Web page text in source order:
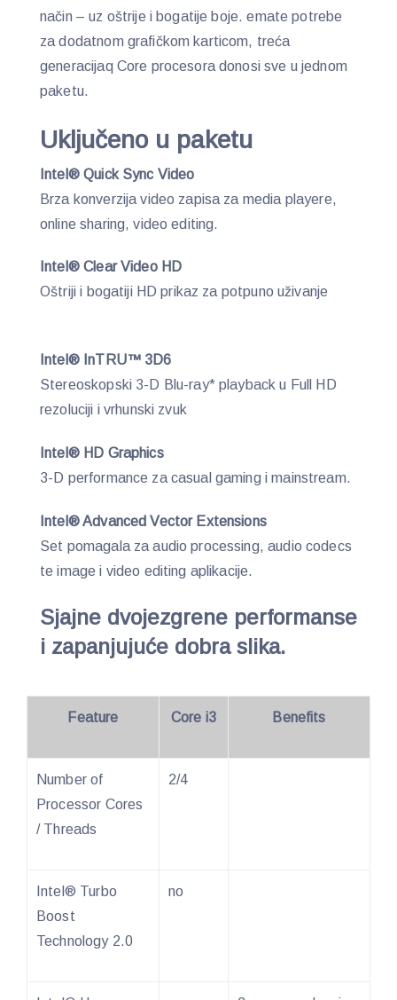
način – uz oštrije i bogatije boje. emate potrebe
za dodatnom grafičkom karticom, treća
generacijaq Core procesora donosi sve u jednom
paketu.
Uključeno u paketu
Intel® Quick Sync Video
Brza konverzija video zapisa za media playere,
online sharing, video editing.
Intel® Clear Video HD
Oštriji i bogatiji HD prikaz za potpuno uživanje
Intel® InTRU™ 3D6
Stereoskopski 3-D Blu-ray* playback u Full HD
rezoluciji i vrhunski zvuk
Intel® HD Graphics
3-D performance za casual gaming i mainstream.
Intel® Advanced Vector Extensions
Set pomagala za audio processing, audio codecs
te image i video editing aplikacije.
Sjajne dvojezgrene performanse
i zapanjujuće dobra slika.
Feature Core i3 Benefits
Number of
Processor Cores
/ Threads
2/4
Intel® Turbo
Boost
Technology 2.0
no